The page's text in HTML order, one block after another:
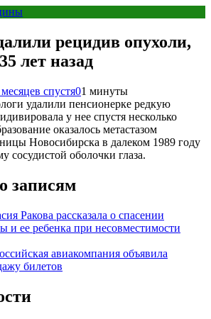
рецидив опухоли,
лет назад
спустя01 минуты
удалили пенсионерке редкую
у нее спустя несколько
оказалось метастазом
Новосибирска в далеком 1989 году
сосудистой оболочки глаза.
записям
Ракова рассказала о спасении
ее ребенка при несовместимости
авиакомпания объявила
билетов